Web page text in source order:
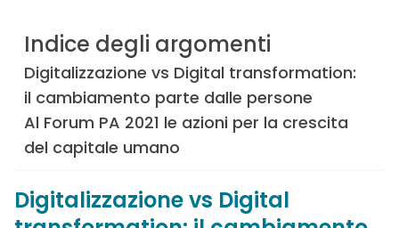
Indice degli argomenti
Digitalizzazione vs Digital transformation:
il cambiamento parte dalle persone
Al Forum PA 2021 le azioni per la crescita
del capitale umano
Digitalizzazione vs Digital